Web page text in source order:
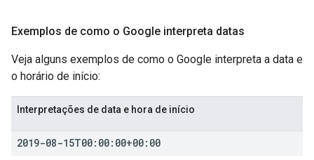
Exemplos de como o Google interpreta datas
Veja alguns exemplos de como o Google interpreta a data e
o horário de início:
Interpretações de data e hora de início
2019-08-15T00:00:00+00:00